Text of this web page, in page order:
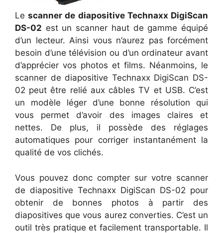
Lescanner de diapositive Technaxx DigiScan
DS-02 est un scanner haut de gamme équipé
d’un lecteur. Ainsi vous n’aurez pas forcément
besoin d’une télévision ou d’un ordinateur avant
d’apprécier vos photos et films. Néanmoins, le
scanner de diapositive Technaxx DigiScan DS-
02 peut être relié aux câbles TV et USB. C’est
un modèle léger d’une bonne résolution qui
vous permet d’avoir des images claires et
nettes. De plus, il possède des réglages
automatiques pour corriger instantanément la
qualité de vos clichés.
Vous pouvez donc compter sur votre scanner
de diapositive Technaxx DigiScan DS-02 pour
obtenir de bonnes photos à partir des
diapositives que vous aurez converties. C’est un
outil très pratique et facilement transportable. Il